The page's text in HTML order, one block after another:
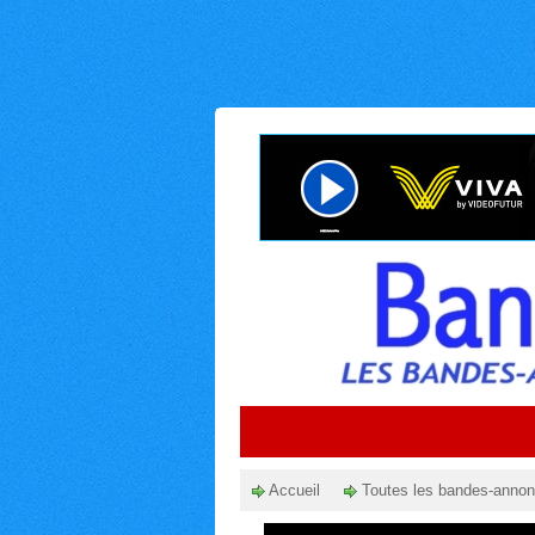
Accueil Toutes les bandes-